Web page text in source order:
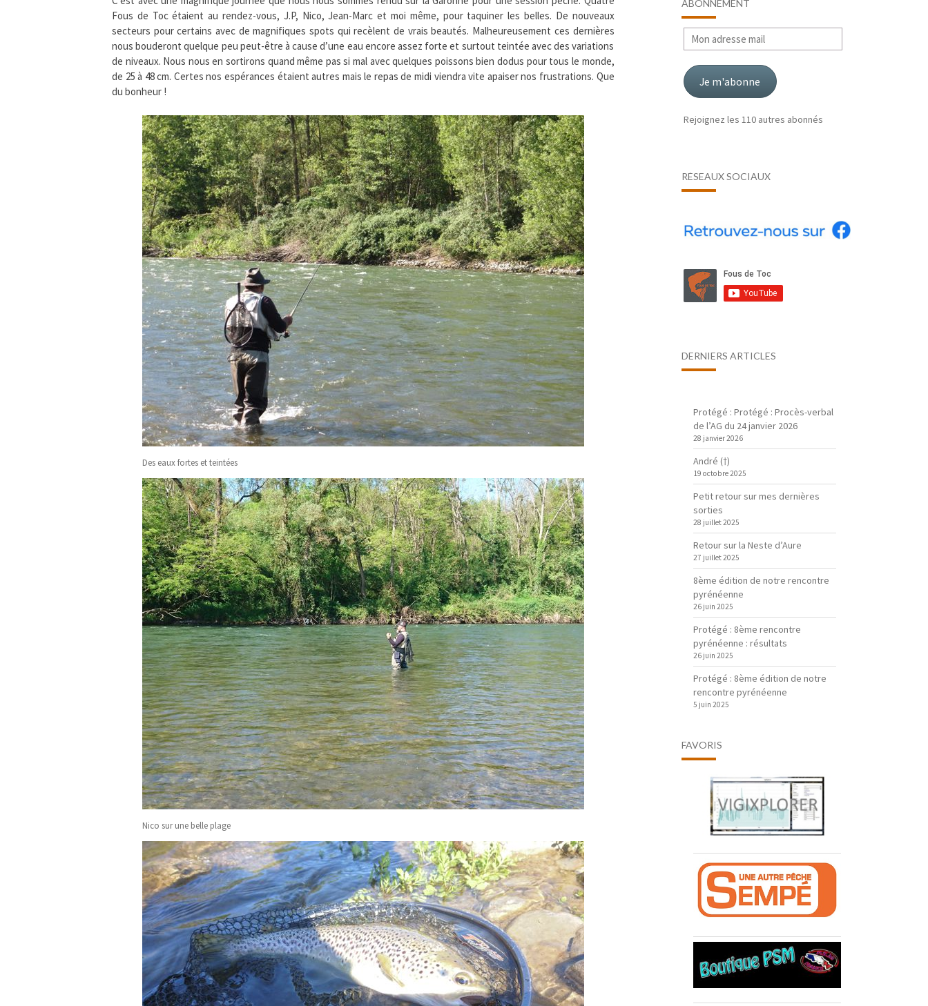
Fous de Toc étaient au rendez-vous, J.P, Nico, Jean-Marc et moi même, pour taquiner les belles. De nouveaux
secteurs pour certains avec de magnifiques spots qui recèlent de vrais beautés. Malheureusement ces dernières
nous bouderont quelque peu peut-être à cause d’une eau encore assez forte et surtout teintée avec des variations
de niveaux. Nous nous en sortirons quand même pas si mal avec quelques poissons bien dodus pour tous le monde,
de 25 à 48 cm. Certes nos espérances étaient autres mais le repas de midi viendra vite apaiser nos frustrations. Que
du bonheur !
Des eaux fortes et teintées
Nico sur une belle plage
ABONNEMENT
Mon
adresse
mail
Je m'abonne
Rejoignez les 110 autres abonnés
RÉSEAUX SOCIAUX
DERNIERS ARTICLES
Protégé : Protégé : Procès-verbal
de l’AG du 24 janvier 2026
28 janvier 2026
André (†)
19 octobre 2025
Petit retour sur mes dernières
sorties
28 juillet 2025
Retour sur la Neste d’Aure
27 juillet 2025
8ème édition de notre rencontre
pyrénéenne
26 juin 2025
Protégé : 8ème rencontre
pyrénéenne : résultats
26 juin 2025
Protégé : 8ème édition de notre
rencontre pyrénéenne
5 juin 2025
FAVORIS